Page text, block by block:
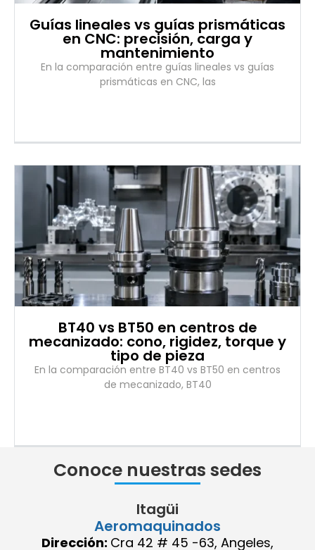
Guías lineales vs guías prismáticas
en CNC: precisión, carga y
mantenimiento
En la comparación entre guías lineales vs guías
prismáticas en CNC, las
BT40 vs BT50 en centros de
mecanizado: cono, rigidez, torque y
tipo de pieza
En la comparación entre BT40 vs BT50 en centros
de mecanizado, BT40
Conoce nuestras sedes
Itagüi
Aeromaquinados
Dirección: Cra 42 # 45 -63, Angeles,